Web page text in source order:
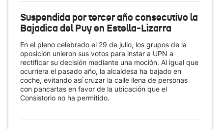
Suspendida por tercer año consecutivo la
Bajadica del Puy en Estella-Lizarra
En el pleno celebrado el 29 de julio, los grupos de la
oposición unieron sus votos para instar a UPN a
rectificar su decisión mediante una moción. Al igual que
ocurriera el pasado año, la alcaldesa ha bajado en
coche, evitando así cruzar la calle llena de personas
con pancartas en favor de la ubicación que el
Consistorio no ha permitido.